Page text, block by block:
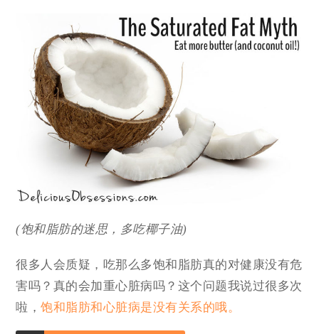
(饱和脂肪的迷思，多吃椰子油)
很多人会质疑，吃那么多饱和脂肪真的对健康没有危
害吗？真的会加重心脏病吗？这个问题我说过很多次
啦，饱和脂肪和心脏病是没有关系的哦。